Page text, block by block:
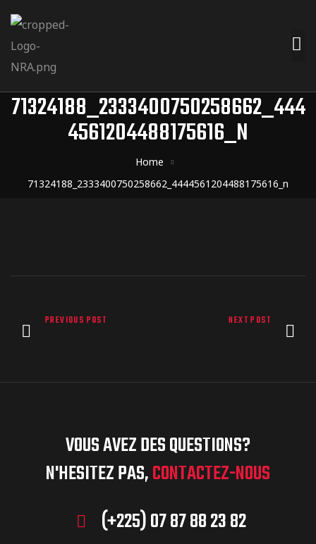
71324188_2333400750258662_444
4561204488175616_N
Home
71324188_2333400750258662_4444561204488175616_n
PREVIOUS POST NEXT POST
VOUS AVEZ DES QUESTIONS?
N'HESITEZ PAS,CONTACTEZ-NOUS
(+225) 07 87 88 23 82